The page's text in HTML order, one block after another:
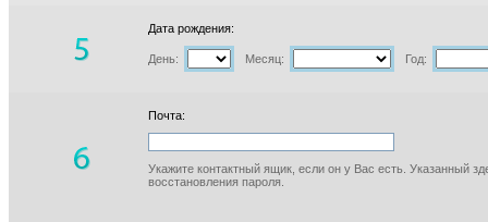
Дата рождения:
День: Месяц: Год:
Почта:
Укажите контактный ящик, если он у Вас есть. Указанный
восстановления пароля.